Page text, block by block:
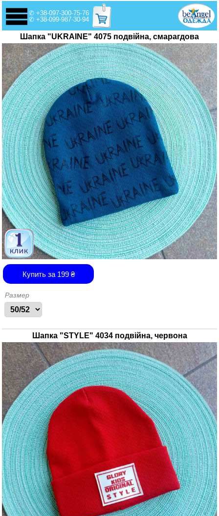
✆ +38-097-300-75-76
✆ +38-099-987-30-94
Шапка "UKRAINE" 4075 подвійна, смарагдова
Купить за 199₴
Размер
Шапка "STYLE" 4034 подвійна, червона